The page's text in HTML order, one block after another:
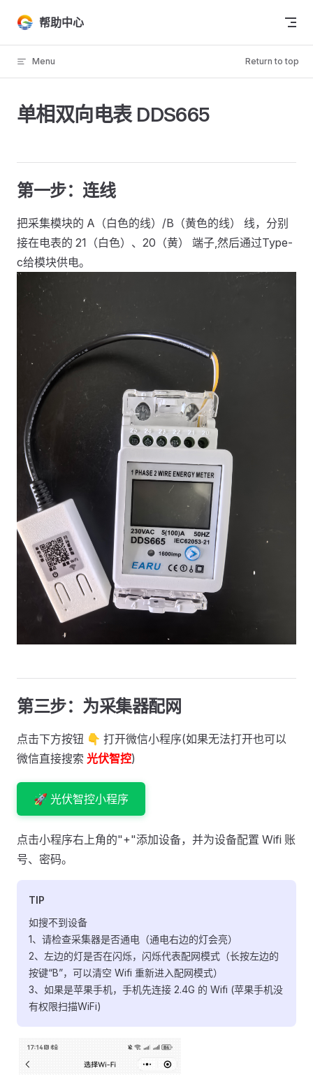
Skip to content
帮助中心
Menu Return to top
单相双向电表 DDS665
第一步：连线
把采集模块的 A（白色的线）/B（黄色的线） 线，分别
接在电表的 21（白色）、20（黄） 端子,然后通过Type-
c给模块供电。
第三步：为采集器配网
点击下方按钮 👇 打开微信小程序(如果无法打开也可以
微信直接搜索 光伏智控)
🚀 光伏智控小程序
点击小程序右上角的"+"添加设备，并为设备配置 Wifi 账
号、密码。
TIP
如搜不到设备
1、请检查采集器是否通电（通电右边的灯会亮）
2、左边的灯是否在闪烁，闪烁代表配网模式（长按左边的
按键“B”，可以清空 Wifi 重新进入配网模式）
3、如果是苹果手机，手机先连接 2.4G 的 Wifi (苹果手机没
有权限扫描WiFi)